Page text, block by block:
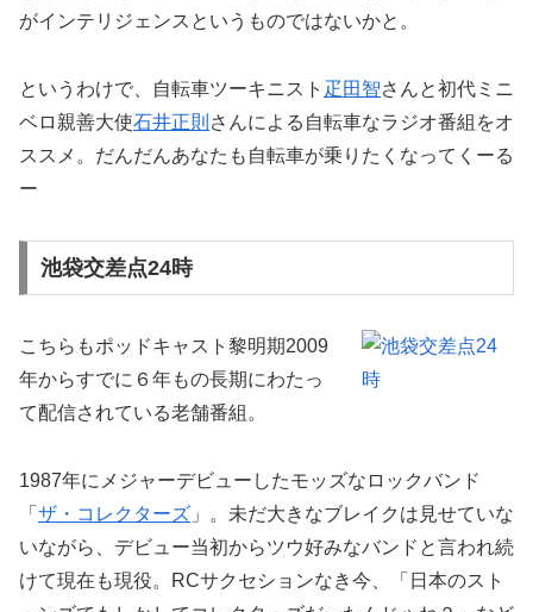
がインテリジェンスというものではないかと。
というわけで、自転車ツーキニスト 疋田智さんと初代ミニ
ベロ親善大使石井正則 さんによる自転車なラジオ番組をオ
ススメ。だんだんあなたも自転車が乗りたくなってくーる
ー
池袋交差点24時
こちらもポッドキャスト黎明期2009
年からすでに６年もの長期にわたっ
て配信されている老舗番組。
1987年にメジャーデビューしたモッズなロックバンド
「 ザ・コレクターズ 」。未だ大きなブレイクは見せていな
いながら、デビュー当初からツウ好みなバンドと言われ続
けて現在も現役。RCサクセションなき今、「日本のスト